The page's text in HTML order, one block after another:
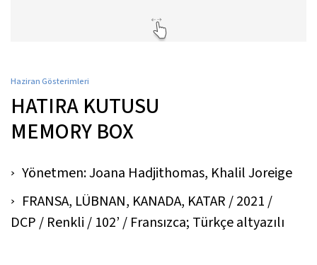
Haziran Gösterimleri
HATIRA KUTUSU
MEMORY BOX
Yönetmen: Joana Hadjithomas, Khalil Joreige
FRANSA, LÜBNAN, KANADA, KATAR / 2021 /
DCP / Renkli / 102’ / Fransızca; Türkçe altyazılı